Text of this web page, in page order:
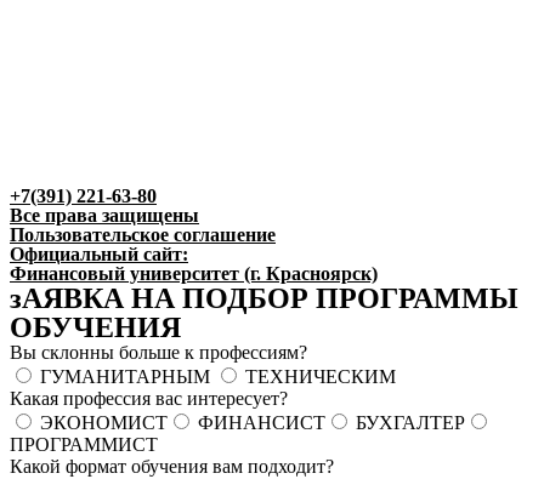
+7(391) 221-63-80
Все права защищены
Пользовательское соглашение
Официальный сайт:
Финансовый университет (г. Красноярск)
зАЯВКА НА ПОДБОР ПРОГРАММЫ
ОБУЧЕНИЯ
Вы склонны больше к профессиям?
ГУМАНИТАРНЫМ
ТЕХНИЧЕСКИМ
Какая профессия вас интересует?
ЭКОНОМИСТ
ФИНАНСИСТ
БУХГАЛТЕР
ПРОГРАММИСТ
Какой формат обучения вам подходит?